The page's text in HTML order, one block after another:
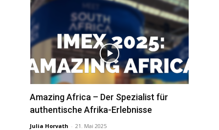
Amazing Africa – Der Spezialist für
authentische Afrika-Erlebnisse
Julia Horvath - 21. Mai 2025